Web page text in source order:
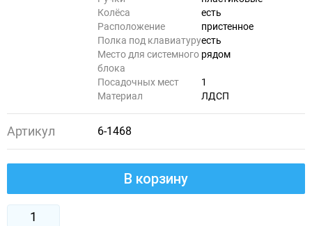
Колёса
есть
Расположение
пристенное
Полка под клавиатуруесть
Место для системного
блока
рядом
Посадочных мест
1
Материал
ЛДСП
Артикул 6-1468
В корзину